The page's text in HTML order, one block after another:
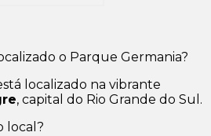
o Parque Germania?
localizado na vibrante
, capital do Rio Grande do Sul.
local?